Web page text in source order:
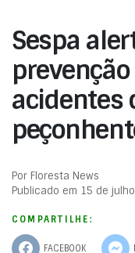
Sespa
acidentes
Por Floresta News
Publicado em 15 de
COMPARTILHE:
FACEBOOK